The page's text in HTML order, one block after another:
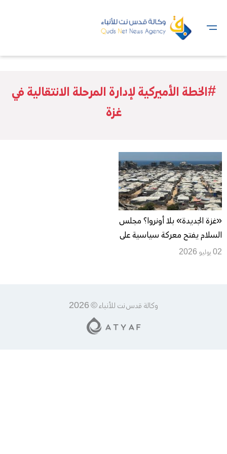
#الخطة الأميركية لإدارة المرحلة الانتقالية في
غزة
«غزة الجديدة» بلا أونروا؟ مجلس
السلام يفتح معركة سياسية على
ذاكرة اللاجئين وشريان الإغاثة
02 يوليو 2026
وكالة قدس نت للأنباء © 2026